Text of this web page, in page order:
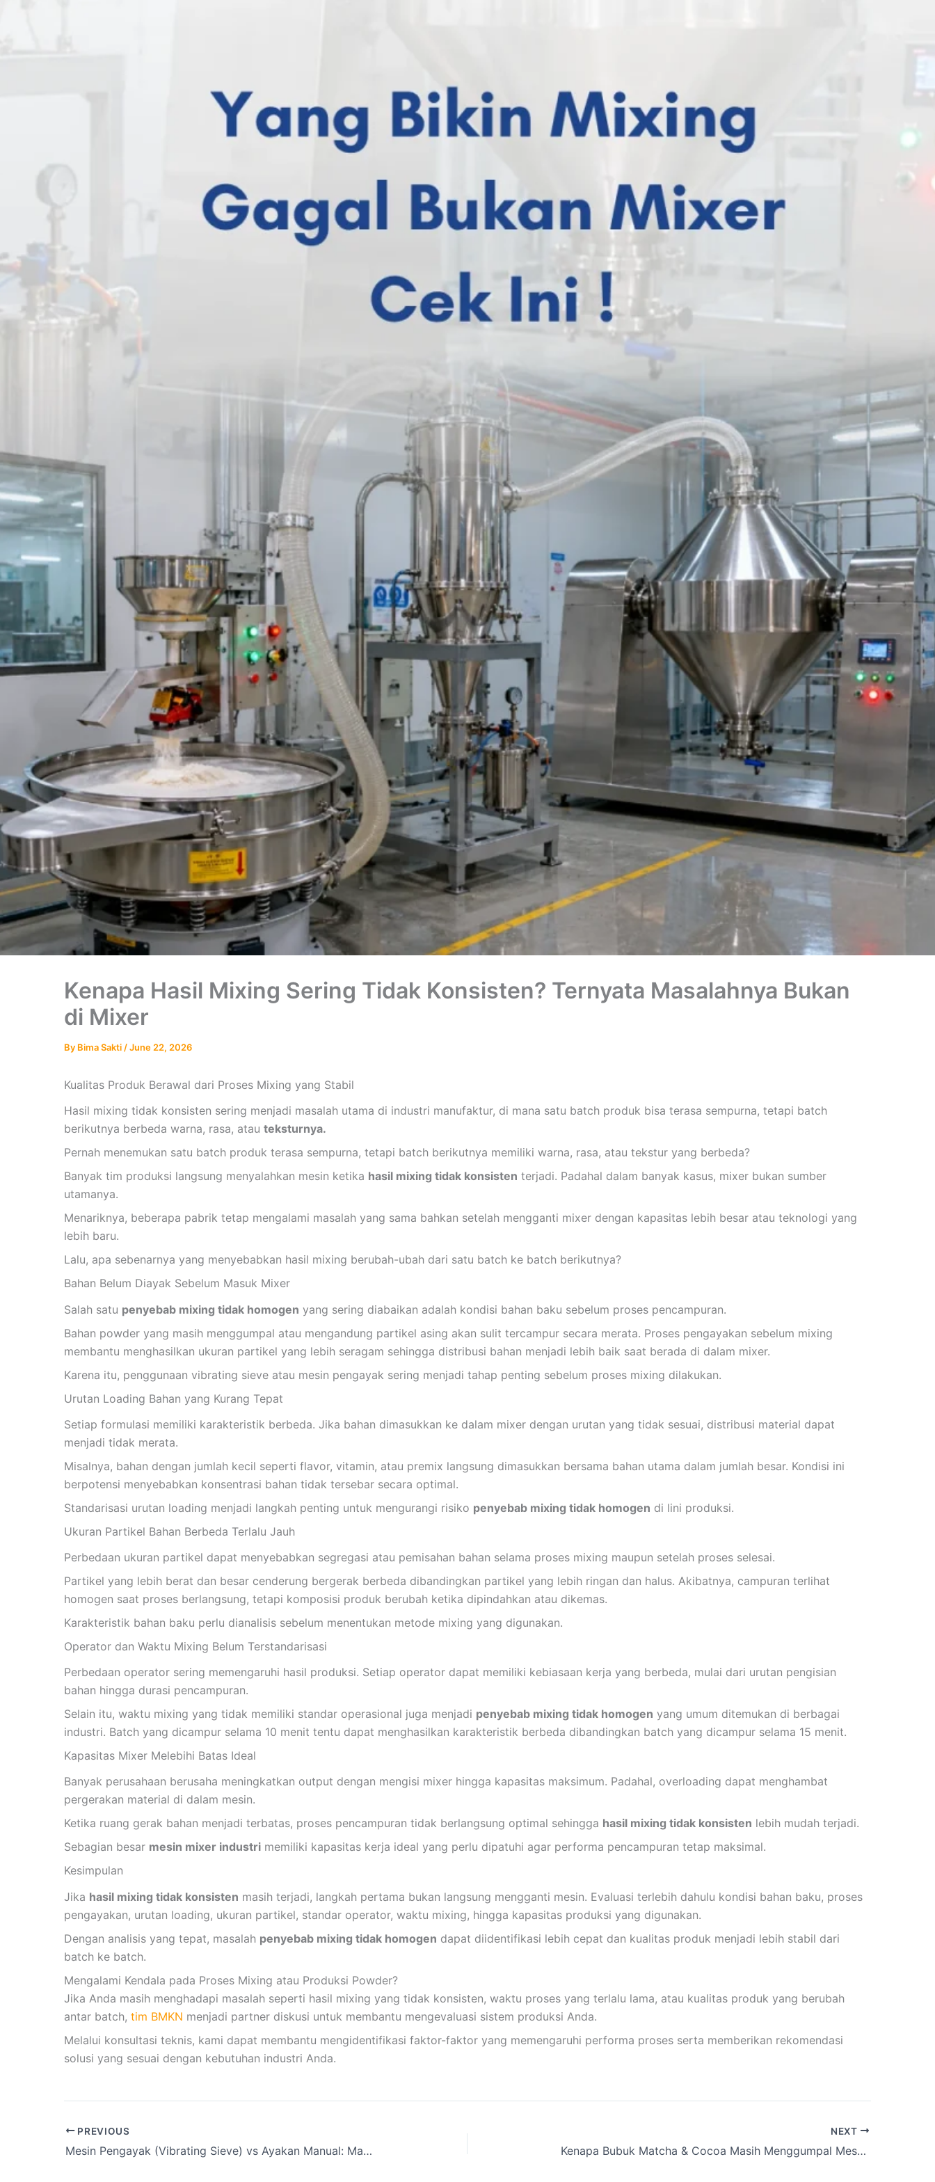
Kenapa Hasil Mixing Sering Tidak Konsisten? Ternyata Masalahnya Bukan
di Mixer
By Bima Sakti/June 22, 2026
Kualitas Produk Berawal dari Proses Mixing yang Stabil
Hasil mixing tidak konsisten sering menjadi masalah utama di industri manufaktur, di mana satu batch produk bisa terasa sempurna, tetapi batch
berikutnya berbeda warna, rasa, atau teksturnya.
Pernah menemukan satu batch produk terasa sempurna, tetapi batch berikutnya memiliki warna, rasa, atau tekstur yang berbeda?
Banyak tim produksi langsung menyalahkan mesin ketika hasil mixing tidak konsisten terjadi. Padahal dalam banyak kasus, mixer bukan sumber
utamanya.
Menariknya, beberapa pabrik tetap mengalami masalah yang sama bahkan setelah mengganti mixer dengan kapasitas lebih besar atau teknologi yang
lebih baru.
Lalu, apa sebenarnya yang menyebabkan hasil mixing berubah-ubah dari satu batch ke batch berikutnya?
Bahan Belum Diayak Sebelum Masuk Mixer
Salah satu penyebab mixing tidak homogen yang sering diabaikan adalah kondisi bahan baku sebelum proses pencampuran.
Bahan powder yang masih menggumpal atau mengandung partikel asing akan sulit tercampur secara merata. Proses pengayakan sebelum mixing
membantu menghasilkan ukuran partikel yang lebih seragam sehingga distribusi bahan menjadi lebih baik saat berada di dalam mixer.
Karena itu, penggunaan vibrating sieve atau mesin pengayak sering menjadi tahap penting sebelum proses mixing dilakukan.
Urutan Loading Bahan yang Kurang Tepat
Setiap formulasi memiliki karakteristik berbeda. Jika bahan dimasukkan ke dalam mixer dengan urutan yang tidak sesuai, distribusi material dapat
menjadi tidak merata.
Misalnya, bahan dengan jumlah kecil seperti flavor, vitamin, atau premix langsung dimasukkan bersama bahan utama dalam jumlah besar. Kondisi ini
berpotensi menyebabkan konsentrasi bahan tidak tersebar secara optimal.
Standarisasi urutan loading menjadi langkah penting untuk mengurangi risiko penyebab mixing tidak homogen di lini produksi.
Ukuran Partikel Bahan Berbeda Terlalu Jauh
Perbedaan ukuran partikel dapat menyebabkan segregasi atau pemisahan bahan selama proses mixing maupun setelah proses selesai.
Partikel yang lebih berat dan besar cenderung bergerak berbeda dibandingkan partikel yang lebih ringan dan halus. Akibatnya, campuran terlihat
homogen saat proses berlangsung, tetapi komposisi produk berubah ketika dipindahkan atau dikemas.
Karakteristik bahan baku perlu dianalisis sebelum menentukan metode mixing yang digunakan.
Operator dan Waktu Mixing Belum Terstandarisasi
Perbedaan operator sering memengaruhi hasil produksi. Setiap operator dapat memiliki kebiasaan kerja yang berbeda, mulai dari urutan pengisian
bahan hingga durasi pencampuran.
Selain itu, waktu mixing yang tidak memiliki standar operasional juga menjadi penyebab mixing tidak homogen yang umum ditemukan di berbagai
industri. Batch yang dicampur selama 10 menit tentu dapat menghasilkan karakteristik berbeda dibandingkan batch yang dicampur selama 15 menit.
Kapasitas Mixer Melebihi Batas Ideal
Banyak perusahaan berusaha meningkatkan output dengan mengisi mixer hingga kapasitas maksimum. Padahal, overloading dapat menghambat
pergerakan material di dalam mesin.
Ketika ruang gerak bahan menjadi terbatas, proses pencampuran tidak berlangsung optimal sehingga hasil mixing tidak konsisten lebih mudah terjadi.
Sebagian besar mesin mixer industri memiliki kapasitas kerja ideal yang perlu dipatuhi agar performa pencampuran tetap maksimal.
Kesimpulan
Jika hasil mixing tidak konsisten masih terjadi, langkah pertama bukan langsung mengganti mesin. Evaluasi terlebih dahulu kondisi bahan baku, proses
pengayakan, urutan loading, ukuran partikel, standar operator, waktu mixing, hingga kapasitas produksi yang digunakan.
Dengan analisis yang tepat, masalah penyebab mixing tidak homogen dapat diidentifikasi lebih cepat dan kualitas produk menjadi lebih stabil dari
batch ke batch.
Mengalami Kendala pada Proses Mixing atau Produksi Powder?
Jika Anda masih menghadapi masalah seperti hasil mixing yang tidak konsisten, waktu proses yang terlalu lama, atau kualitas produk yang berubah
antar batch, tim BMKN menjadi partner diskusi untuk membantu mengevaluasi sistem produksi Anda.
Melalui konsultasi teknis, kami dapat membantu mengidentifikasi faktor-faktor yang memengaruhi performa proses serta memberikan rekomendasi
solusi yang sesuai dengan kebutuhan industri Anda.
PREVIOUS
Mesin Pengayak (Vibrating Sieve) vs Ayakan Manual: Mana yang Lebih Menguntungkan untuk UMKM ?
NEXT
Kenapa Bubuk Matcha & Cocoa Masih Menggumpal Meski Sudah Di-Mix?